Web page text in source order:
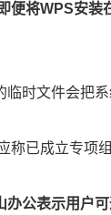
便将WPS安
临时文件会把
称已成立专项
公表示用户